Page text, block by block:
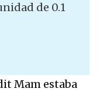
de 0.1
Mam estaba